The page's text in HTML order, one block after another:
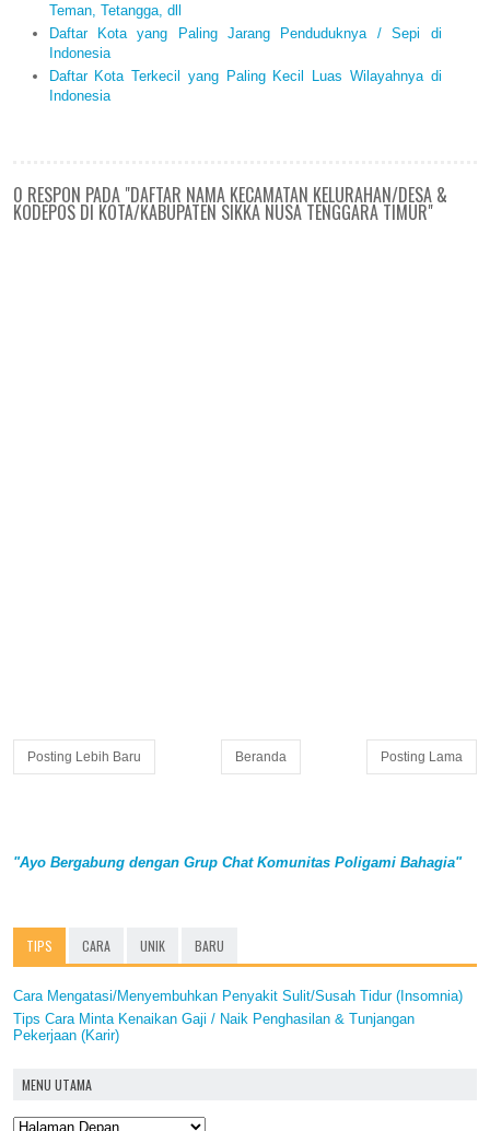
Teman, Tetangga, dll
Daftar Kota yang Paling Jarang Penduduknya / Sepi di
Indonesia
Daftar Kota Terkecil yang Paling Kecil Luas Wilayahnya di
Indonesia
0 RESPON PADA "DAFTAR NAMA KECAMATAN KELURAHAN/DESA &
KODEPOS DI KOTA/KABUPATEN SIKKA NUSA TENGGARA TIMUR"
Posting Lebih Baru Posting Lama
Beranda
"Ayo Bergabung dengan Grup Chat Komunitas Poligami Bahagia"
TIPS CARA UNIK BARU
Cara Mengatasi/Menyembuhkan Penyakit Sulit/Susah Tidur (Insomnia)
Tips Cara Minta Kenaikan Gaji / Naik Penghasilan & Tunjangan
Pekerjaan (Karir)
MENU UTAMA